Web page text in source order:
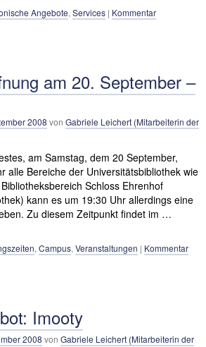
Angebote, Services | Kommentar
am 20. September –
2008 von Gabriele Leichert (Mitarbeiterin der
am Samstag, dem 20 September,
alle Bereiche der Universitätsbibliothek wie
Schloss Ehrenhof
kann es um 19:30 Uhr allerdings eine
Zu diesem Zeitpunkt findet im …
, Campus, Veranstaltungen | Kommentar
Imooty
2008 von Gabriele Leichert (Mitarbeiterin der